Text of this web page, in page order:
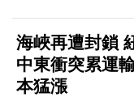
海峽再遭封鎖
中東衝突累運
本猛漲